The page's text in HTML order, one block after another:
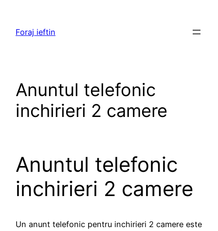
content
Foraj ieftin
Anuntul telefonic
inchirieri 2 camere
Anuntul telefonic
inchirieri 2 camere
Un anunt telefonic pentru inchirieri 2 camere este